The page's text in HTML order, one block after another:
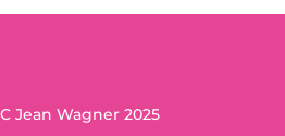
Jean Wagner 2025